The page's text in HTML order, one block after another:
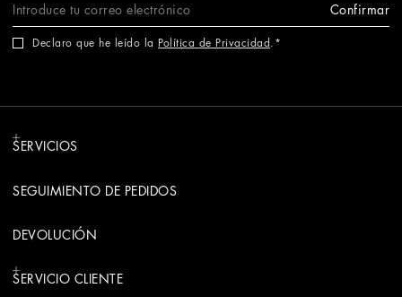
Confirmar
Declaro que he leído la Política de Privacidad .
SERVICIOS
SEGUIMIENTO DE PEDIDOS
DEVOLUCIÓN
SERVICIO CLIENTE